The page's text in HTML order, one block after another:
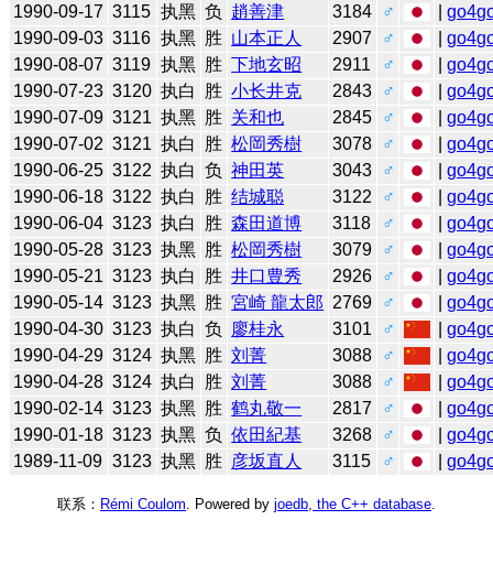
1990-09-17 3115 执黑 负 趙善津 3184 ♂ |
1990-09-03 3116 执黑 胜 山本正人 2907 ♂ |
1990-08-07 3119 执黑 胜 下地玄昭 2911 ♂ |
1990-07-23 3120 执白 胜 小长井克 2843 ♂ |
1990-07-09 3121 执黑 胜 关和也 2845 ♂ |
1990-07-02 3121 执白 胜 松岡秀樹 3078 ♂ |
1990-06-25 3122 执白 负 神田英 3043 ♂ |
1990-06-18 3122 执白 胜 结城聪 3122 ♂ |
1990-06-04 3123 执白 胜 森田道博 3118 ♂ |
1990-05-28 3123 执黑 胜 松岡秀樹 3079 ♂ |
1990-05-21 3123 执白 胜 井口豊秀 2926 ♂ |
1990-05-14 3123 执黑 胜 宮崎 龍太郎 2769 ♂ |
1990-04-30 3123 执白 负 廖桂永 3101 ♂ |
1990-04-29 3124 执黑 胜 刘菁 3088 ♂ |
1990-04-28 3124 执白 胜 刘菁 3088 ♂ |
1990-02-14 3123 执黑 胜 鹤丸敬一 2817 ♂ |
1990-01-18 3123 执黑 负 依田紀基 3268 ♂ |
1989-11-09 3123 执黑 胜 彦坂直人 3115 ♂ |
联系： Rémi Coulom . Powered by joedb, the C++ database